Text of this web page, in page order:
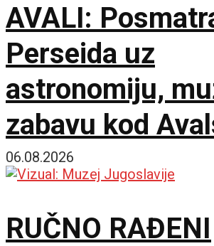
AVALI:
Perseida uz
astronomiju,
zabavu kod
tornja
06.08.2026
RUČNO RAĐENI